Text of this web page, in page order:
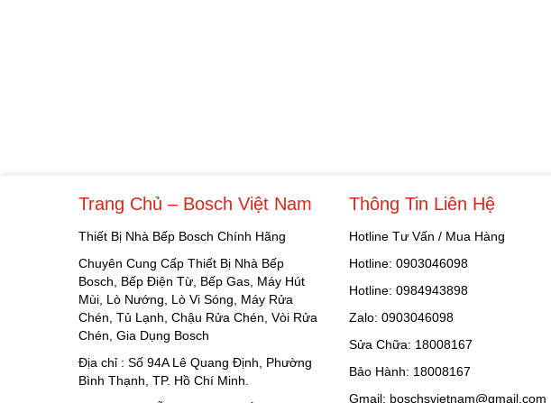
Trang Chủ – Bosch Việt Nam
Thiết Bị Nhà Bếp Bosch Chính Hãng
Chuyên Cung Cấp Thiết Bị Nhà Bếp
Bosch, Bếp Điện Từ, Bếp Gas, Máy Hút
Mùi, Lò Nướng, Lò Vi Sóng, Máy Rửa
Chén, Tủ Lạnh, Chậu Rửa Chén, Vòi Rửa
Chén, Gia Dụng Bosch
Địa chỉ : Số 94A Lê Quang Định, Phường
Bình Thạnh, TP. Hồ Chí Minh.
Thông Tin Liên Hệ
Hotline Tư Vấn / Mua Hàng
Hotline: 0903046098
Hotline: 0984943898
Zalo: 0903046098
Sửa Chữa: 18008167
Bảo Hành: 18008167
Gmail: boschsvietnam@gmail.com